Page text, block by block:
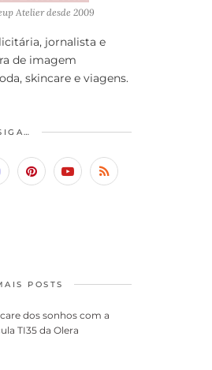
Atelier desde 2009
jornalista e
de imagem
skincare e viagens.
POSTS
dos sonhos com a
TI35 da Olera